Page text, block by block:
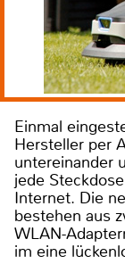
Einmal
Hersteller per
untereinander
jede
Internet. Die
bestehen aus
WLAN-
im eine